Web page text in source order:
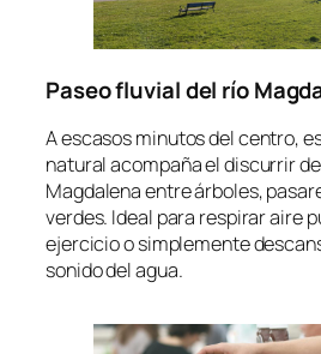
Paseo fluvial del río
A escasos minutos del centro,
natural acompaña el discurrir
Magdalena entre árboles,
verdes. Ideal para respirar aire
ejercicio o simplemente
sonido del agua.